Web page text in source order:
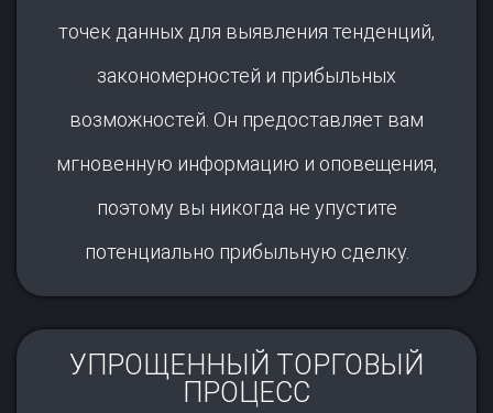
точек данных для выявления тенденций,
закономерностей и прибыльных
возможностей. Он предоставляет вам
мгновенную информацию и оповещения,
поэтому вы никогда не упустите
потенциально прибыльную сделку.
УПРОЩЕННЫЙ ТОРГОВЫЙ
ПРОЦЕСС​